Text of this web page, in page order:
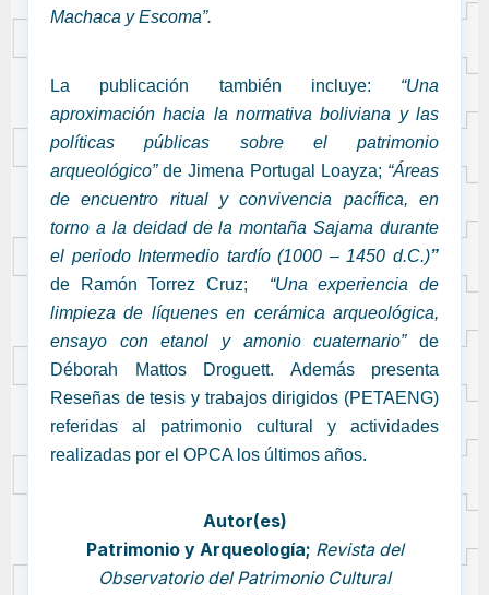
Machaca y Escoma”.
La publicación también incluye: “Una
aproximación hacia la normativa boliviana y las
políticas públicas sobre el patrimonio
arqueológico”de Jimena Portugal Loayza; “Áreas
de encuentro ritual y convivencia pacífica, en
torno a la deidad de la montaña Sajama durante
el periodo Intermedio tardío (1000 – 1450 d.C.)”
de Ramón Torrez Cruz; “Una experiencia de
limpieza de líquenes en cerámica arqueológica,
ensayo con etanol y amonio cuaternario”de
Déborah Mattos Droguett. Además presenta
Reseñas de tesis y trabajos dirigidos (PETAENG)
referidas al patrimonio cultural y actividades
realizadas por el OPCA los últimos años.
Autor(es)
Patrimonio y Arqueología; Revista del
Observatorio del Patrimonio Cultural